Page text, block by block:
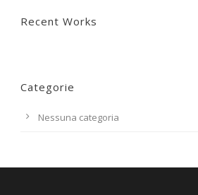
Recent Works
Categorie
Nessuna categoria